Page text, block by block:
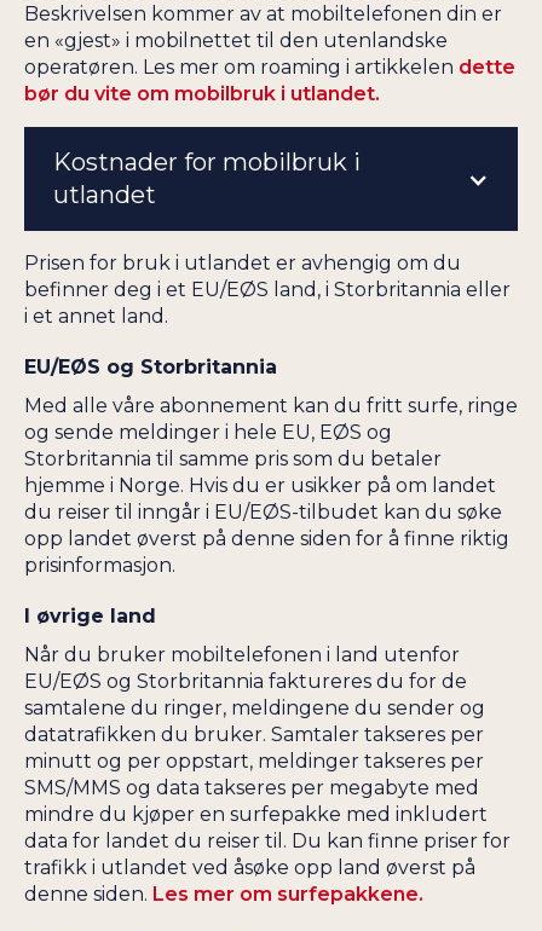
Beskrivelsen kommer av at mobiltelefonen din er
en «gjest» i mobilnettet til den utenlandske
operatøren. Les mer om roaming i artikkelen dette
bør du vite om mobilbruk i utlandet.
Kostnader for mobilbruk i
utlandet
Prisen for bruk i utlandet er avhengig om du
befinner deg i et EU/EØS land, i Storbritannia eller
i et annet land.
EU/EØS og Storbritannia
Med alle våre abonnement kan du fritt surfe, ringe
og sende meldinger i hele EU, EØS og
Storbritannia til samme pris som du betaler
hjemme i Norge. Hvis du er usikker på om landet
du reiser til inngår i EU/EØS-tilbudet kan du søke
opp landet øverst på denne siden for å finne riktig
prisinformasjon.
I øvrige land
Når du bruker mobiltelefonen i land utenfor
EU/EØS og Storbritannia faktureres du for de
samtalene du ringer, meldingene du sender og
datatrafikken du bruker. Samtaler takseres per
minutt og per oppstart, meldinger takseres per
SMS/MMS og data takseres per megabyte med
mindre du kjøper en surfepakke med inkludert
data for landet du reiser til. Du kan finne priser for
trafikk i utlandet ved åsøke opp land øverst på
denne siden. Les mer om surfepakkene.